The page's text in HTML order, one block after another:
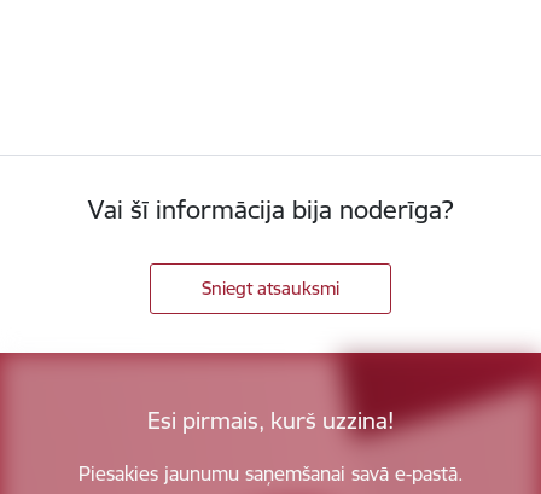
Vai šī informācija bija noderīga?
Sniegt atsauksmi
Esi pirmais, kurš uzzina!
Piesakies jaunumu saņemšanai savā e-pastā.